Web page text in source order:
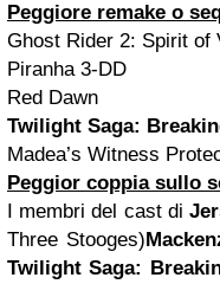
Peggiore remake o
Ghost Rider 2: Spirit of
Piranha 3-DD
Red Dawn
Twilight Saga:
Madea’s Witness
Peggior coppia sullo
I membri del cast di
Three Stooges)
Twilight Saga: